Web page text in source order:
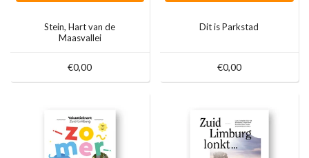
Stein, Hart van de
Maasvallei
€0,00
Dit is Parkstad
€0,00